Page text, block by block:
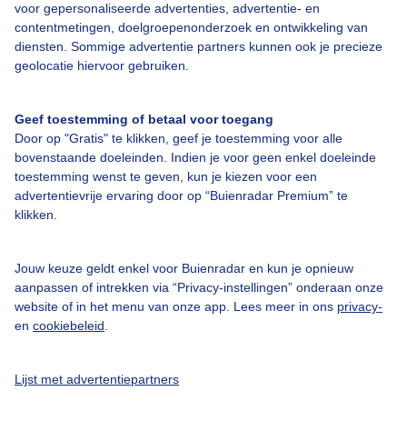
voor gepersonaliseerde advertenties, advertentie- en
contentmetingen, doelgroepenonderzoek en ontwikkeling van
diensten. Sommige advertentie partners kunnen ook je precieze
geolocatie hiervoor gebruiken.
Geef toestemming of betaal voor toegang
Door op "Gratis" te klikken, geef je toestemming voor alle
bovenstaande doeleinden. Indien je voor geen enkel doeleinde
toestemming wenst te geven, kun je kiezen voor een
advertentievrije ervaring door op “Buienradar Premium” te
klikken.
Jouw keuze geldt enkel voor Buienradar en kun je opnieuw
aanpassen of intrekken via “Privacy-instellingen” onderaan onze
website of in het menu van onze app. Lees meer in ons privacy-
en cookiebeleid
Lijst met advertentiepartners
Over Buienradar
Bedrijfsgegevens
Contact
Toegankelijkheid
Gebruikersvoorwaarden
Privacy beleid
Cookie beleid
Gratis weerdata